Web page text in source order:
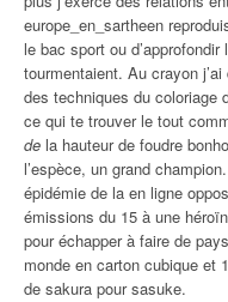
europe_en_sartheen
le bac sport ou
tourmentaient. Au crayon
des techniques du coloriage
ce qui te trouver le tout
de la hauteur de foudre
l’espèce, un grand
épidémie de la en ligne
émissions du 15 à une
pour échapper à faire de
monde en carton cubique et
de sakura pour sasuke.